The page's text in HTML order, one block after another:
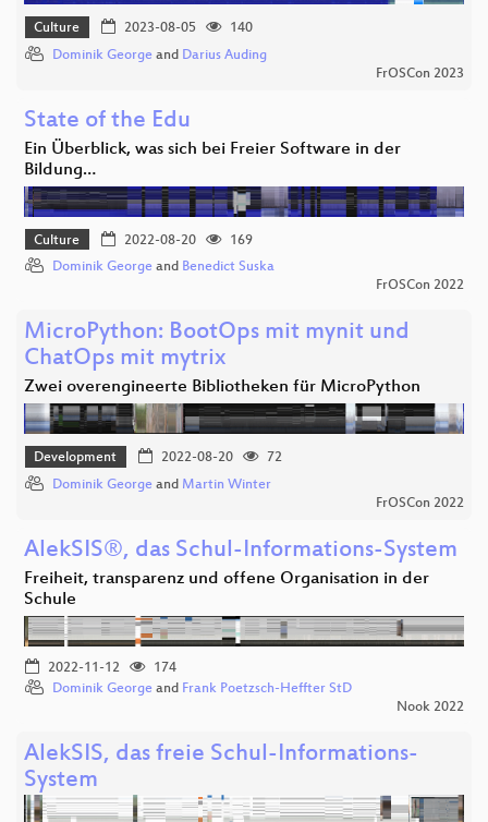
Culture 2023-08-05
140
Dominik George and Darius Auding
FrOSCon 2023
State of the Edu
Ein Überblick, was sich bei Freier Software in der
Bildung…
Culture 2022-08-20
169
Dominik George and Benedict Suska
FrOSCon 2022
MicroPython: BootOps mit mynit und
ChatOps mit mytrix
Zwei overengineerte Bibliotheken für MicroPython
Development 2022-08-20
72
Dominik George and Martin Winter
FrOSCon 2022
AlekSIS®, das Schul-Informations-System
Freiheit, transparenz und offene Organisation in der
Schule
2022-11-12
174
Dominik George and Frank Poetzsch-Heffter StD
Nook 2022
AlekSIS, das freie Schul-Informations-
System